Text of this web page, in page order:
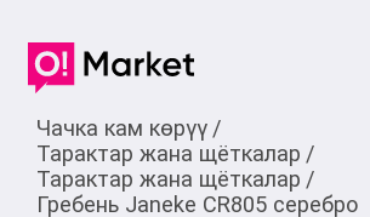
Чачка кам көрүү /
Тарактар жана щёткалар /
Тарактар жана щёткалар /
Гребень Janeke CR805 cеребро